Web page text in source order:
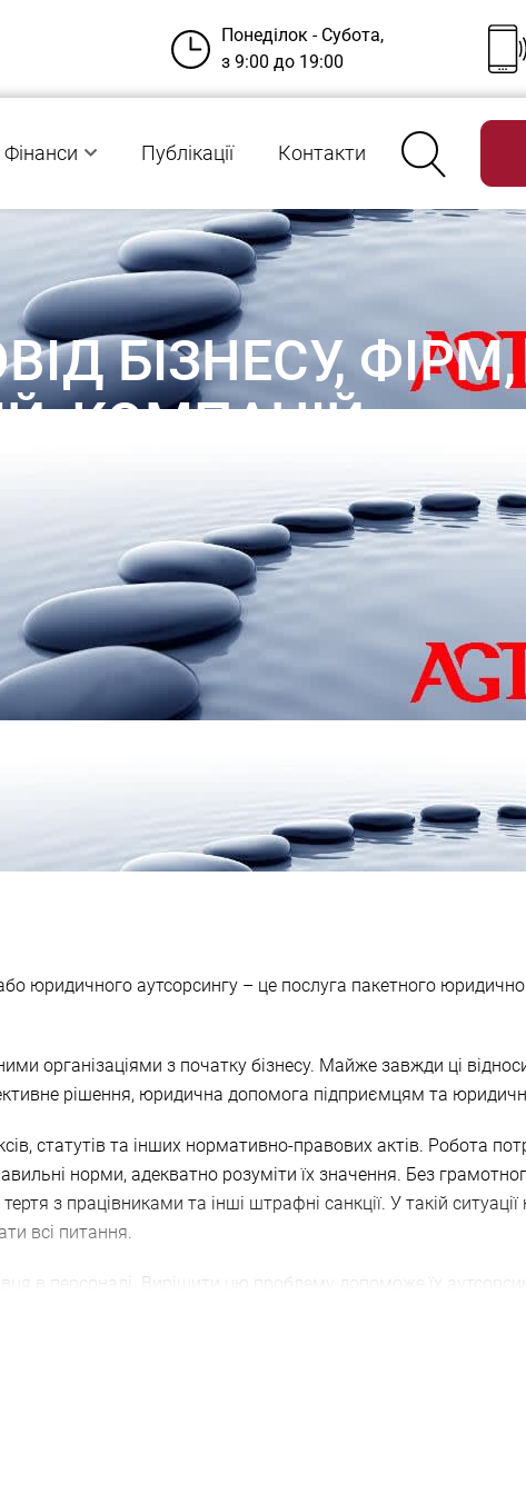
Понеділок - Субота,
з 9:00 до 19:00
Фінанси Публікації Контакти
БІЗНЕСУ, ФІРМ,
КОМПАНІЙ
або юридичного аутсорсингу – це послуга пакетного
організаціями з початку бізнесу. Майже завжди ці
рішення, юридична допомога підприємцям та
статутів та інших нормативно-правових актів. Робота
норми, адекватно розуміти їх значення. Без
з працівниками та інші штрафні санкції. У такій ситуації
всі питання.
в персоналі. Вирішити цю проблему допоможе їх
ЮРИДИЧНОЇ КОМАНДИ